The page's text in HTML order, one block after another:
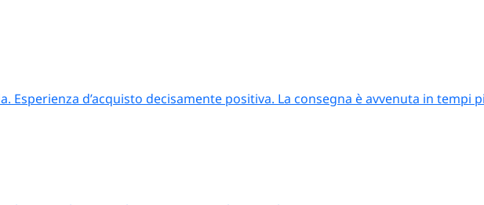
Esperienza d’acquisto decisamente positiva. La consegna è avvenuta in tempi